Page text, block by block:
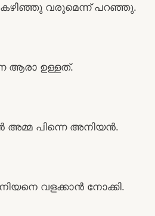
വരുമെന്ന് പറഞ്ഞു.
ആരാ ഉള്ളത്.
അമ്മ പിന്നെ അനിയൻ.
വളക്കാൻ നോക്കി.